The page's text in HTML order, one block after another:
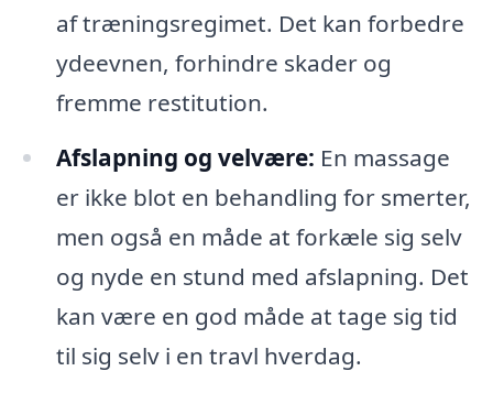
af træningsregimet. Det kan forbedre
ydeevnen, forhindre skader og
fremme restitution.
Afslapning og velvære: En massage
er ikke blot en behandling for smerter,
men også en måde at forkæle sig selv
og nyde en stund med afslapning. Det
kan være en god måde at tage sig tid
til sig selv i en travl hverdag.